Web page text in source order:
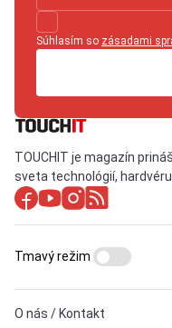
Súhlasím so zásadami
TOUCHIT je magazín
sveta technológií,
O nás / Kontakt
Tmavý režim